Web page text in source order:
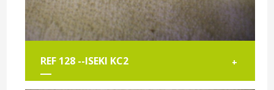
REF 128 --ISEKI KC2 +